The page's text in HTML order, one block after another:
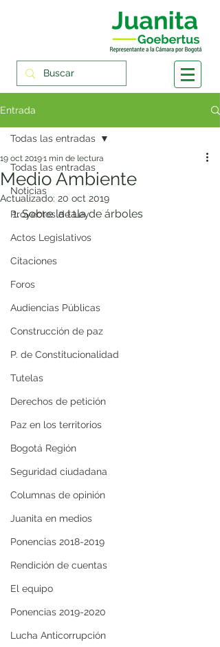
Entrada
Todas las entradas
Noticias
Proyectos de Ley
Actos Legislativos
Citaciones
Foros
Audiencias Públicas
Construcción de paz
P. de Constitucionalidad
Tutelas
Derechos de petición
Paz en los territorios
Bogotá Región
Seguridad ciudadana
Columnas de opinión
Juanita en medios
Ponencias 2018-2019
Rendición de cuentas
El equipo
Ponencias 2019-2020
Lucha Anticorrupción
Todas las entradas
Medio Ambiente
19 oct 20191 min de lectura
Actualizado: 20 oct 2019
1. Sobre la tala de árboles